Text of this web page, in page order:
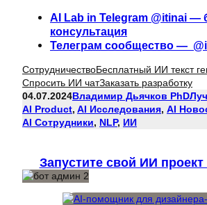
AI Lab in Telegram @itinai —
консультация
Телеграм сообщество —
СотрудничествоБесплатный ИИ текст
Спросить ИИ чатЗаказать разработку
04.07.2024Владимир Дьячков PhD
AI Product, AI Исследования, AI
AI Сотрудники, NLP, ИИ
Запустите свой ИИ проект